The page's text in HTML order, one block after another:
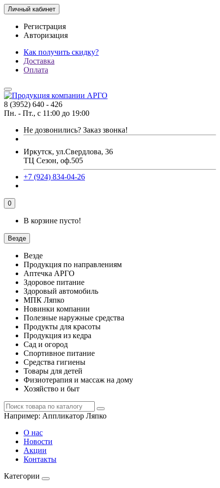
Личный кабинет
Регистрация
Авторизация
Как получить скидку?
Доставка
Оплата
8 (3952) 640 - 426
Пн. - Пт., с 11:00 до 19:00
Не дозвонились? Заказ звонка!
Иркутск, ул.Свердлова, 36
ТЦ Сезон, оф.505
+7 (924) 834-04-26
0
В корзине пусто!
Везде
Везде
Продукция по направлениям
Аптечка АРГО
Здоровое питание
Здоровый автомобиль
МПК Ляпко
Новинки компании
Полезные наружные средства
Продукты для красоты
Продукция из кедра
Сад и огород
Спортивное питание
Средства гигиены
Товары для детей
Физиотерапия и массаж на дому
Хозяйство и быт
Например: Аппликатор Ляпко
О нас
Новости
Акции
Контакты
Категории